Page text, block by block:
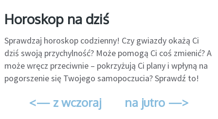
Horoskop na dziś
Sprawdzaj horoskop codzienny! Czy gwiazdy okażą Ci
dziś swoją przychylność? Może pomogą Ci coś zmienić? A
może wręcz przeciwnie – pokrzyżują Ci plany i wpłyną na
pogorszenie się Twojego samopoczucia? Sprawdź to!
<— z wczoraj na jutro —>